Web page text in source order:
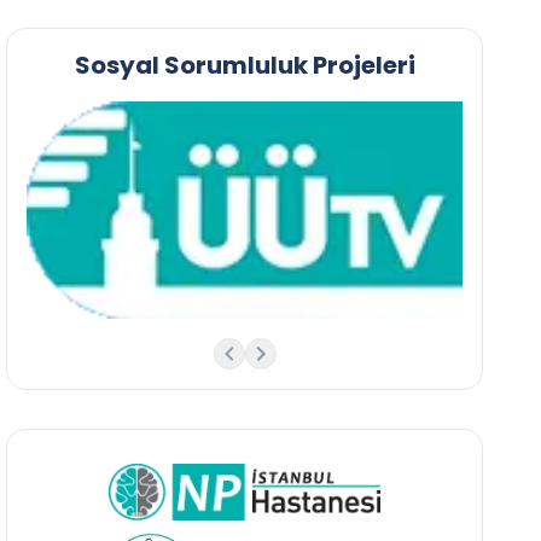
Sosyal Sorumluluk Projeleri